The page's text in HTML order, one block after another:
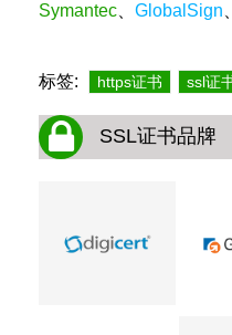
Symantec
GlobalSign
标签: https证书 ssl证
SSL证书品牌